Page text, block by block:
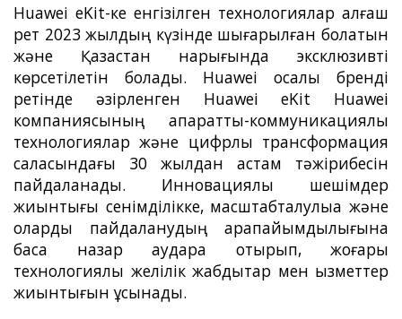
Huawei eKit-ке енгізілген технологиялар алғаш
рет 2023 жылдың күзінде шығарылған болатын
және Қазақстан нарығында эксклюзивті
көрсетілетін болады. Huawei қосалқы бренді
ретінде әзірленген Huawei eKit Huawei
компаниясының ақпараттық-коммуникациялық
технологиялар және цифрлық трансформация
саласындағы 30 жылдан астам тәжірибесін
пайдаланады. Инновациялық шешімдер
жиынтығы сенімділікке, масштабталулыққа және
оларды пайдаланудың қарапайымдылығына
баса назар аудара отырып, жоғары
технологиялық желілік жабдықтар мен қызметтер
жиынтығын ұсынады.